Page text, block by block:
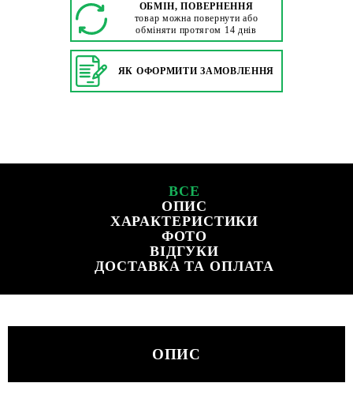
ОБМІН, ПОВЕРНЕННЯ
товар можна повернути або
обміняти протягом 14 днів
ЯК ОФОРМИТИ ЗАМОВЛЕННЯ
ВСЕ
ОПИС
ХАРАКТЕРИСТИКИ
ФОТО
ВІДГУКИ
ДОСТАВКА ТА ОПЛАТА
ОПИС